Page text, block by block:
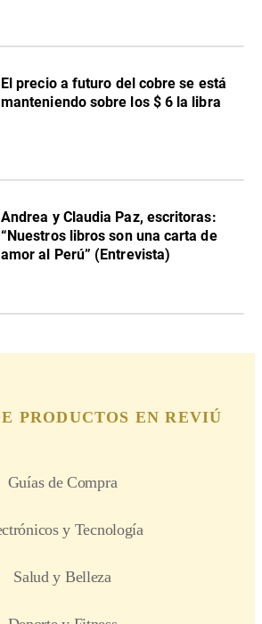
El precio a futuro del cobre se está
manteniendo sobre los $ 6 la libra
Andrea y Claudia Paz, escritoras:
“Nuestros libros son una carta de
amor al Perú” (Entrevista)